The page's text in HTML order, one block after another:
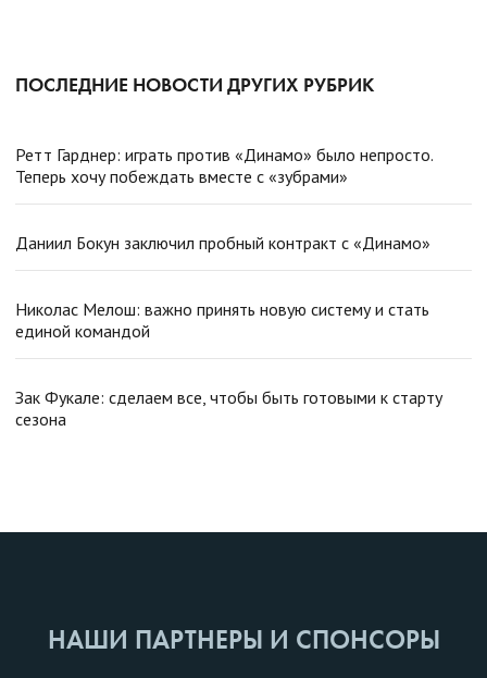
ПОСЛЕДНИЕ НОВОСТИ ДРУГИХ РУБРИК
Ретт Гарднер: играть против «Динамо» было непросто.
Теперь хочу побеждать вместе с «зубрами»
Даниил Бокун заключил пробный контракт с «Динамо»
Николас Мелош: важно принять новую систему и стать
единой командой
Зак Фукале: сделаем все, чтобы быть готовыми к старту
сезона
НАШИ ПАРТНЕРЫ И СПОНСОРЫ